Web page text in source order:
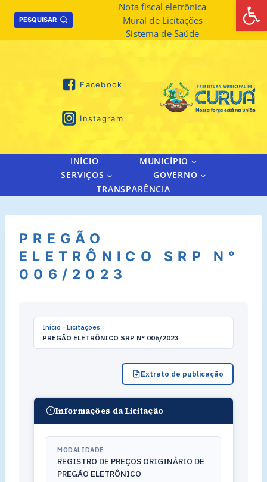
PESQUISAR
Nota fiscal eletrônica
Mural de Licitações
Sistema de Saúde
Facebook
Instagram
INÍCIO
MUNICÍPIO
SERVIÇOS
GOVERNO
TRANSPARÊNCIA
PREGÃO
ELETRÔNICO SRP N°
006/2023
Início » Licitações »
PREGÃO ELETRÔNICO SRP N° 006/2023
Extrato de publicação
Informações da Licitação
MODALIDADE
REGISTRO DE PREÇOS ORIGINÁRIO DE
PREGÃO ELETRÔNICO